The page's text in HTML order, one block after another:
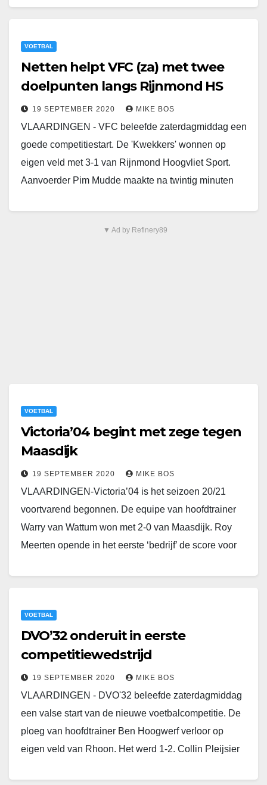
VOETBAL
Netten helpt VFC (za) met twee
doelpunten langs Rijnmond HS
19 SEPTEMBER 2020 MIKE BOS
VLAARDINGEN - VFC beleefde zaterdagmiddag een
goede competitiestart. De 'Kwekkers' wonnen op
eigen veld met 3-1 van Rijnmond Hoogvliet Sport.
Aanvoerder Pim Mudde maakte na twintig minuten
▼ Ad by Refinery89
VOETBAL
Victoria’04 begint met zege tegen
Maasdijk
19 SEPTEMBER 2020 MIKE BOS
VLAARDINGEN-Victoria’04 is het seizoen 20/21
voortvarend begonnen. De equipe van hoofdtrainer
Warry van Wattum won met 2-0 van Maasdijk. Roy
Meerten opende in het eerste ‘bedrijf’ de score voor
VOETBAL
DVO’32 onderuit in eerste
competitiewedstrijd
19 SEPTEMBER 2020 MIKE BOS
VLAARDINGEN - DVO'32 beleefde zaterdagmiddag
een valse start van de nieuwe voetbalcompetitie. De
ploeg van hoofdtrainer Ben Hoogwerf verloor op
eigen veld van Rhoon. Het werd 1-2. Collin Pleijsier